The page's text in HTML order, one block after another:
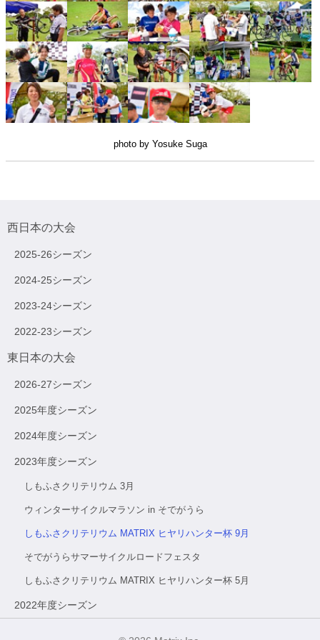
西日本の大会
2025-26シーズン
2024-25シーズン
2023-24シーズン
2022-23シーズン
東日本の大会
2026-27シーズン
2025年度シーズン
2024年度シーズン
2023年度シーズン
しもふさクリテリウム 3月
ウィンターサイクルマラソン in そでがうら
しもふさクリテリウム MATRIX ヒヤリハンター杯 9月
そでがうらサマーサイクルロードフェスタ
しもふさクリテリウム MATRIX ヒヤリハンター杯 5月
2022年度シーズン
photo by Yosuke Suga